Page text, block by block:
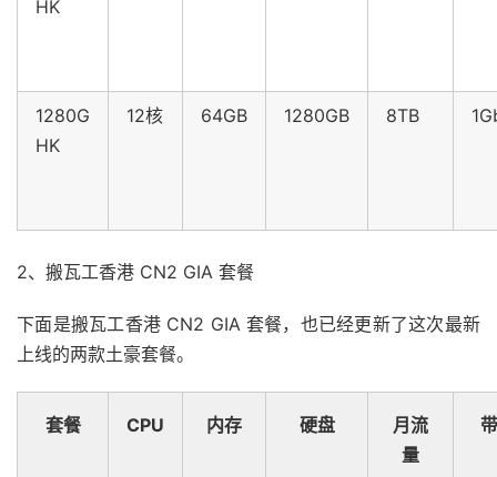
HK
1280G
HK
12核 64GB 1280GB 8TB
2、搬瓦工香港 CN2 GIA 套餐
下面是搬瓦工香港 CN2 GIA 套餐，也已经更新了这次最新
上线的两款土豪套餐。
套餐 CPU 内存 硬盘
月流
量